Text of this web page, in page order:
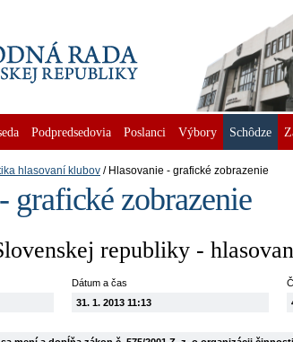
Podpredsedovia Poslanci Výbory Schôdze
hlasovaní klubov Hlasovanie - grafické zobrazenie
grafické zobrazenie
republiky -
Dátum a čas
31. 1. 2013 11:13